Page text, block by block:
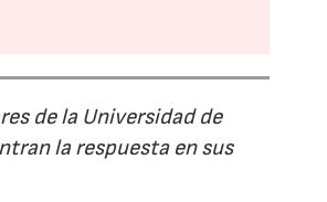
de la Universidad de
la respuesta en sus